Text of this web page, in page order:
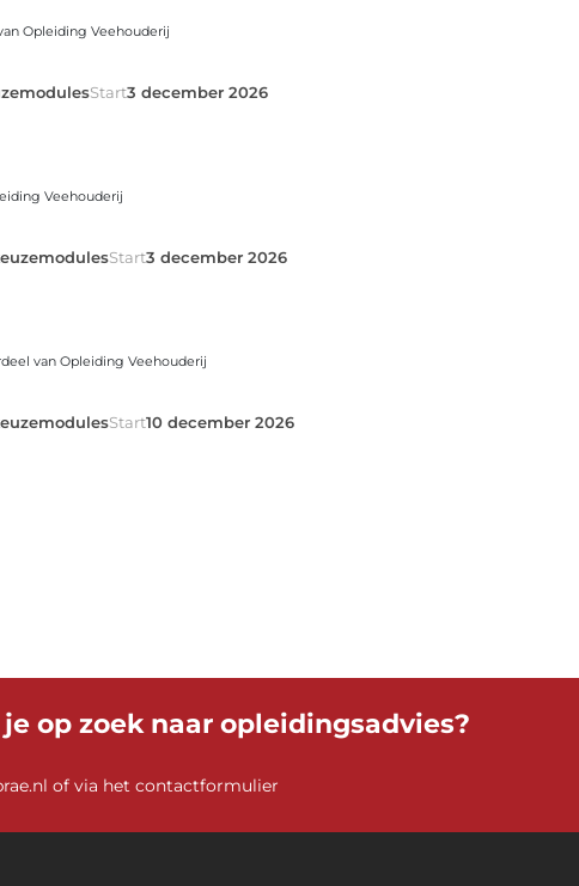
Opleiding Veehouderij
Start3 december 2026
Veehouderij
Start3 december 2026
van Opleiding Veehouderij
Start10 december 2026
op zoek naar opleidingsadvies?
of via het contactformulier